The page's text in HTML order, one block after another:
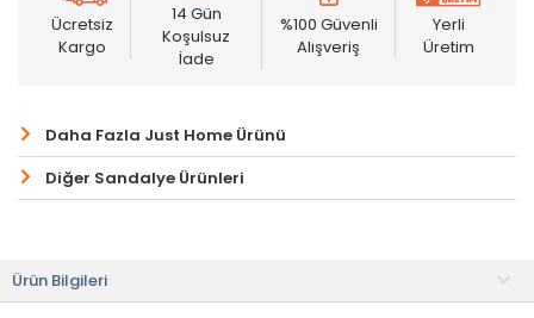
Ücretsiz
Kargo
14 Gün
Koşulsuz
İade
%100 Güvenli
Alışveriş
Yerli
Üretim
Daha Fazla Just Home Ürünü
Diğer Sandalye Ürünleri
Ürün Bilgileri